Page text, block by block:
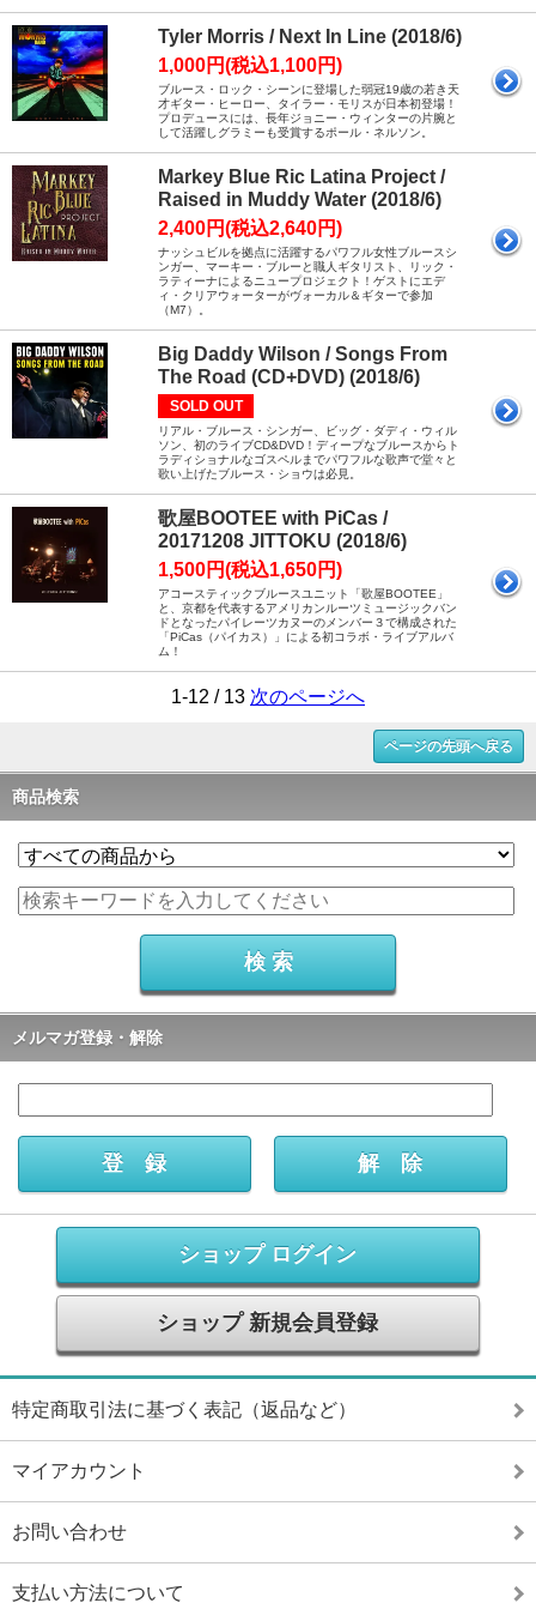
Tyler Morris / Next In Line (2018/6)
1,000円(税込1,100円)
ブルース・ロック・シーンに登場した弱冠19歳の若き天
才ギター・ヒーロー、タイラー・モリスが日本初登場！
プロデュースには、長年ジョニー・ウィンターの片腕と
して活躍しグラミーも受賞するポール・ネルソン。
Markey Blue Ric Latina Project /
Raised in Muddy Water (2018/6)
2,400円(税込2,640円)
ナッシュビルを拠点に活躍するパワフル女性ブルースシ
ンガー、マーキー・ブルーと職人ギタリスト、リック・
ラティーナによるニュープロジェクト！ゲストにエデ
ィ・クリアウォーターがヴォーカル＆ギターで参加
（M7）。
Big Daddy Wilson / Songs From
The Road (CD+DVD) (2018/6)
SOLD OUT
リアル・ブルース・シンガー、ビッグ・ダディ・ウィル
ソン、初のライブCD&DVD！ディープなブルースからト
ラディショナルなゴスペルまでパワフルな歌声で堂々と
歌い上げたブルース・ショウは必見。
歌屋BOOTEE with PiCas /
20171208 JITTOKU (2018/6)
1,500円(税込1,650円)
アコースティックブルースユニット「歌屋BOOTEE」
と、京都を代表するアメリカンルーツミュージックバン
ドとなったパイレーツカヌーのメンバー３で構成された
「PiCas（パイカス）」による初コラボ・ライブアルバ
ム！
1-12 / 13 次のページへ
ページの先頭へ戻る
商品検索
メルマガ登録・解除
ショップ ログイン
ショップ 新規会員登録
特定商取引法に基づく表記（返品など）
マイアカウント
お問い合わせ
支払い方法について